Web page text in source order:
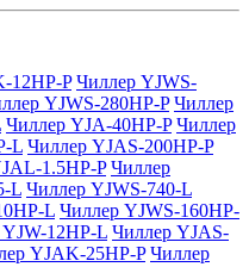
12HP-P Чиллер YJWS-
YJWS-280HP-P Чиллер
Чиллер YJA-40HP-P Чиллер
L Чиллер YJAS-200HP-P
1.5HP-P Чиллер
L Чиллер YJWS-740-L
L Чиллер YJWS-160HP-
12HP-L Чиллер YJAS-
YJAK-25HP-P Чиллер